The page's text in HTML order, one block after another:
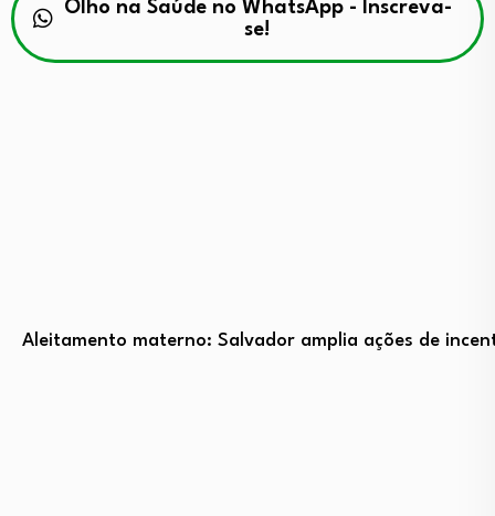
Olho na Saúde no WhatsApp - Inscreva-
se!
Aleitamento materno: Salvador amplia ações de